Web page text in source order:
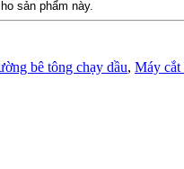
sản phẩm này.
bê tông chạy dầu, Máy cắt